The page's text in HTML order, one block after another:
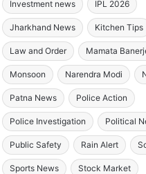
Investment news IPL 2026
Jharkhand News Kitchen Tips
Law and Order Mamata
Monsoon Narendra Modi
Patna News Police Action
Police Investigation Political
Public Safety Rain Alert
Sports News Stock Market